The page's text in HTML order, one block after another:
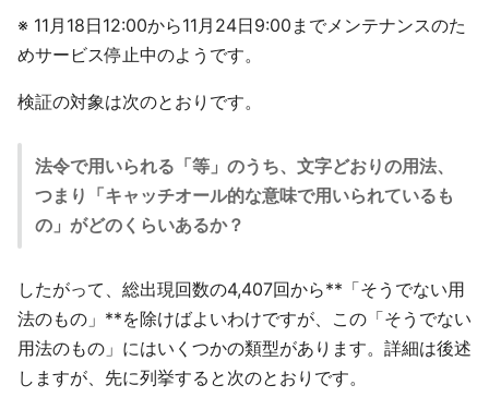
※ 11月18日12:00から11月24日9:00までメンテナンスのた
めサービス停止中のようです。
検証の対象は次のとおりです。
法令で用いられる「等」のうち、文字どおりの用法、
つまり「キャッチオール的な意味で用いられているも
の」がどのくらいあるか？
したがって、総出現回数の4,407回から**「そうでない用
法のもの」**を除けばよいわけですが、この「そうでない
用法のもの」にはいくつかの類型があります。詳細は後述
しますが、先に列挙すると次のとおりです。